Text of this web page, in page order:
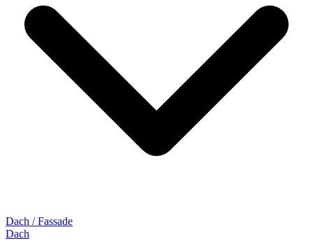
Dach / Fassade
Dach